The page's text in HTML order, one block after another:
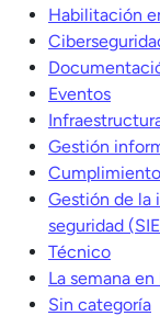
Habilitación
Eventos
Gestión
Gestión de la
seguridad
Técnico
La semana
Sin categoría